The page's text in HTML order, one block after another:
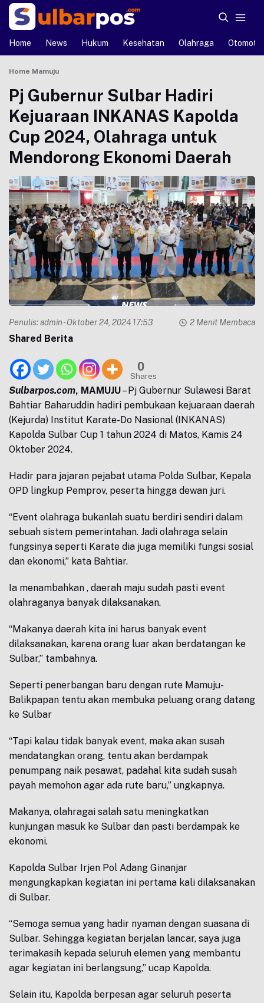
Home News Hukum Kesehatan Olahraga Otomotif
Home Mamuju
Pj Gubernur Sulbar Hadiri
Kejuaraan INKANAS Kapolda
Cup 2024, Olahraga untuk
Mendorong Ekonomi Daerah
Penulis:admin- Oktober 24, 2024 17:53 2 Menit Membaca
Shared Berita
0
Shares
Sulbarpos.com, MAMUJU– Pj Gubernur Sulawesi Barat
Bahtiar Baharuddin hadiri pembukaan kejuaraan daerah
(Kejurda) Institut Karate-Do Nasional (INKANAS)
Kapolda Sulbar Cup 1 tahun 2024 di Matos, Kamis 24
Oktober 2024.
Hadir para jajaran pejabat utama Polda Sulbar, Kepala
OPD lingkup Pemprov, peserta hingga dewan juri.
“Event olahraga bukanlah suatu berdiri sendiri dalam
sebuah sistem pemerintahan. Jadi olahraga selain
fungsinya seperti Karate dia juga memiliki fungsi sosial
dan ekonomi,” kata Bahtiar.
Ia menambahkan , daerah maju sudah pasti event
olahraganya banyak dilaksanakan.
“Makanya daerah kita ini harus banyak event
dilaksanakan, karena orang luar akan berdatangan ke
Sulbar,” tambahnya.
Seperti penerbangan baru dengan rute Mamuju-
Balikpapan tentu akan membuka peluang orang datang
ke Sulbar
“Tapi kalau tidak banyak event, maka akan susah
mendatangkan orang, tentu akan berdampak
penumpang naik pesawat, padahal kita sudah susah
payah memohon agar ada rute baru,” ungkapnya.
Makanya, olahragai salah satu meningkatkan
kunjungan masuk ke Sulbar dan pasti berdampak ke
ekonomi.
Kapolda Sulbar Irjen Pol Adang Ginanjar
mengungkapkan kegiatan ini pertama kali dilaksanakan
di Sulbar.
“Semoga semua yang hadir nyaman dengan suasana di
Sulbar. Sehingga kegiatan berjalan lancar, saya juga
terimakasih kepada seluruh elemen yang membantu
agar kegiatan ini berlangsung,” ucap Kapolda.
Selain itu, Kapolda berpesan agar seluruh peserta